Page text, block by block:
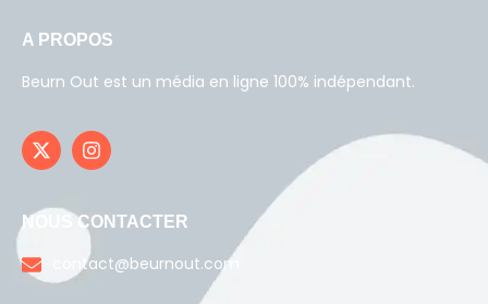
A PROPOS
Beurn Out est un média en ligne 100% indépendant.
NOUS CONTACTER
contact@beurnout.com